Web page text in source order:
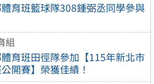
育班籃球隊308鍾弼丞同學參與
組
育班田徑隊參加【115年新北市
開賽】榮獲佳績！